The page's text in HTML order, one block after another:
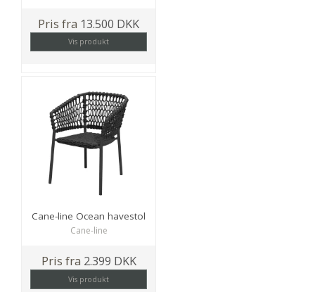
Pris fra 13.500 DKK
Vis produkt
Cane-line Ocean havestol
Cane-line
Pris fra 2.399 DKK
Vis produkt